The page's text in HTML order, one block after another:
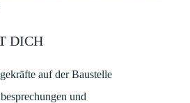
DICH
auf der Baustelle
und